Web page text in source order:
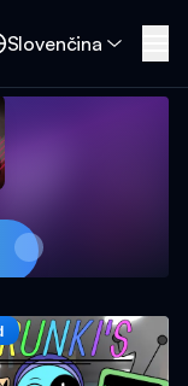
Slovenčina